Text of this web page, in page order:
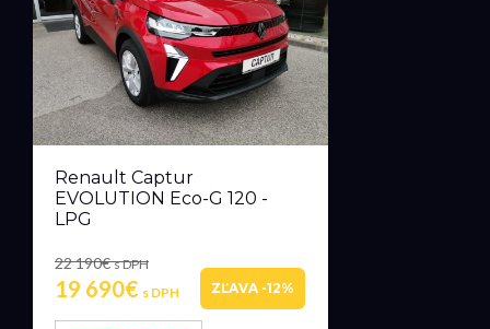
Renault Captur
EVOLUTION Eco-G 120 -
LPG
22 190€s DPH
19 690€ s DPH ZĽAVA -12%